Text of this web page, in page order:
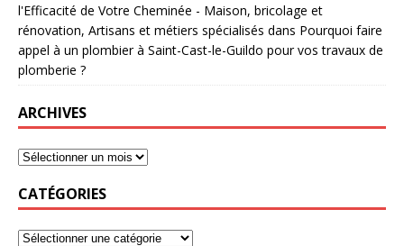
l'Efficacité de Votre Cheminée - Maison, bricolage et
rénovation, Artisans et métiers spécialisés dans Pourquoi faire
appel à un plombier à Saint-Cast-le-Guildo pour vos travaux de
plomberie ?
ARCHIVES
CATÉGORIES